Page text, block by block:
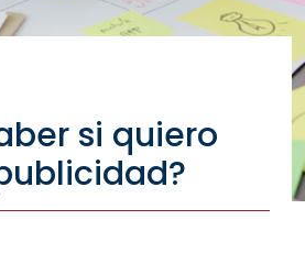
si quiero